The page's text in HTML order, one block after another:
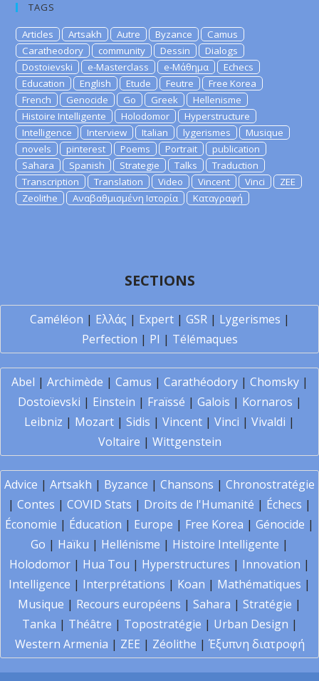
TAGS
Articles Artsakh Autre Byzance
Camus
Caratheodory
community Dessin
Dialogs
Dostoievski
e-Masterclass e-Μάθημα
Echecs
Education
English Etude Feutre
Free Korea
French
Genocide Go Greek
Hellenisme
Histoire Intelligente
Holodomor
Hyperstructure
Intelligence
Interview Italian lygerismes
Musique
novels
pinterest Poems Portrait
publication
Sahara
Spanish Strategie Talks
Traduction
Transcription
Translation Video Vincent Vinci
ZEE
Zeolithe
Αναβαθμισμένη Ιστορία Καταγραφή
SECTIONS
Caméléon | Ελλάς | Expert| GSR| Lygerismes |
Perfection | PI | Télémaques
Abel | Archimède | Camus | Carathéodory| Chomsky|
Dostoïevski | Einstein | Fraïssé | Galois | Kornaros |
Leibniz | Mozart | Sidis | Vincent | Vinci | Vivaldi |
Voltaire | Wittgenstein
Advice | Artsakh | Byzance | Chansons | Chronostratégie
| Contes | COVID Stats | Droits de l'Humanité | Échecs |
Économie | Éducation | Europe | Free Korea | Génocide |
Go | Haïku | Hellénisme | Histoire Intelligente |
Holodomor | Hua Tou | Hyperstructures | Innovation |
Intelligence | Interprétations | Koan | Mathématiques |
Musique | Recours européens | Sahara | Stratégie |
Tanka | Théâtre | Topostratégie | Urban Design |
Western Armenia | ZEE | Zéolithe | Έξυπνη διατροφή